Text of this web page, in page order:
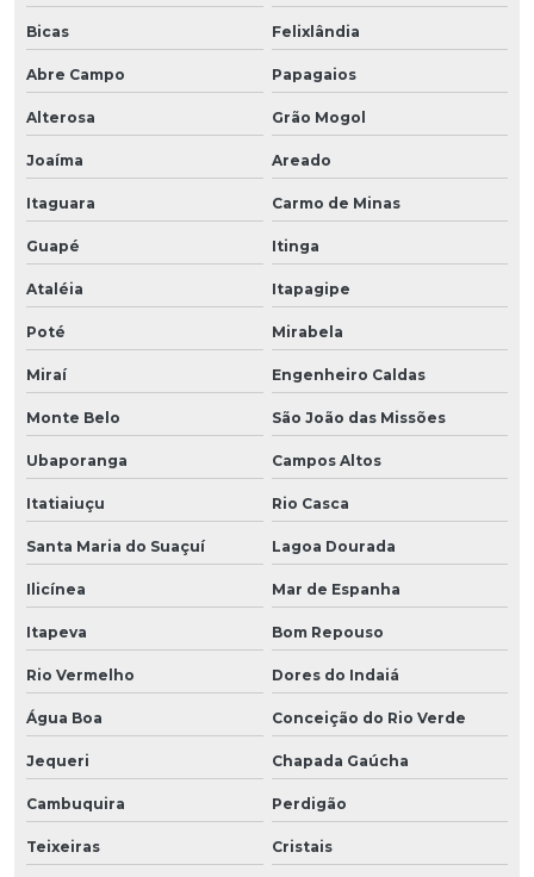
Bicas Felixlândia
Abre Campo Papagaios
Alterosa Grão Mogol
Joaíma Areado
Itaguara Carmo de Minas
Guapé Itinga
Ataléia Itapagipe
Poté Mirabela
Miraí Engenheiro Caldas
Monte Belo São João das Missões
Ubaporanga Campos Altos
Itatiaiuçu Rio Casca
Santa Maria do Suaçuí Lagoa Dourada
Ilicínea Mar de Espanha
Itapeva Bom Repouso
Rio Vermelho Dores do Indaiá
Água Boa Conceição do Rio Verde
Jequeri Chapada Gaúcha
Cambuquira Perdigão
Teixeiras Cristais